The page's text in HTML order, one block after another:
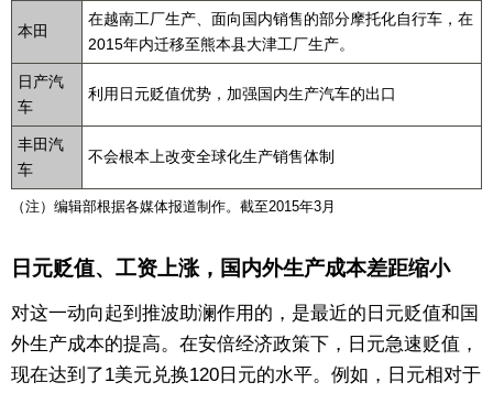
本田
在越南工厂生产、面向国内销售的部分摩托化自行车，在
2015年内迁移至熊本县大津工厂生产。
日产汽
车
利用日元贬值优势，加强国内生产汽车的出口
丰田汽
车
不会根本上改变全球化生产销售体制
（注）编辑部根据各媒体报道制作。截至2015年3月
日元贬值、工资上涨，国内外生产成本差距缩小
对这一动向起到推波助澜作用的，是最近的日元贬值和国
外生产成本的提高。在安倍经济政策下，日元急速贬值，
现在达到了1美元兑换120日元的水平。例如，日元相对于